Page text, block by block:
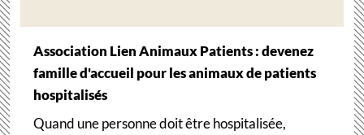
Association Lien Animaux Patients : devenez
famille d'accueil pour les animaux de patients
hospitalisés
Quand une personne doit être hospitalisée,